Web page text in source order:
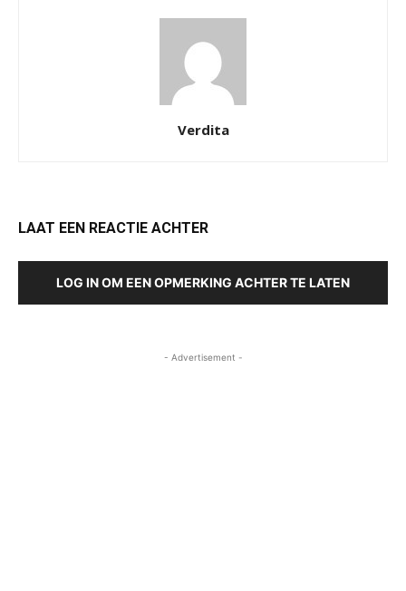
Verdita
LAAT EEN REACTIE ACHTER
LOG IN OM EEN OPMERKING ACHTER TE LATEN
- Advertisement -